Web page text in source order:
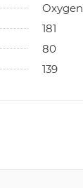
Oxygen
181
80
139